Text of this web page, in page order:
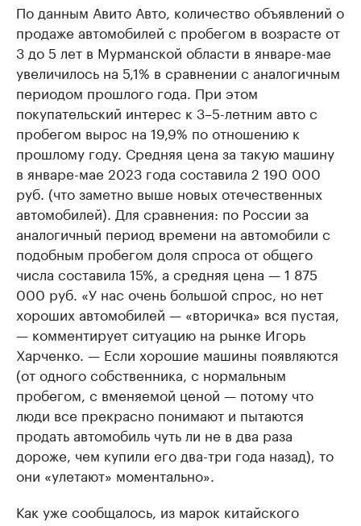
По данным Авито Авто, количество объявлений о
продаже автомобилей с пробегом в возрасте от
3 до 5 лет в Мурманской области в январе-мае
увеличилось на 5,1% в сравнении с аналогичным
периодом прошлого года. При этом
покупательский интерес к 3–5-летним авто с
пробегом вырос на 19,9% по отношению к
прошлому году. Средняя цена за такую машину
в январе-мае 2023 года составила 2 190 000
руб. (что заметно выше новых отечественных
автомобилей). Для сравнения: по России за
аналогичный период времени на автомобили с
подобным пробегом доля спроса от общего
числа составила 15%, а средняя цена — 1 875
000 руб. «У нас очень большой спрос, но нет
хороших автомобилей — «вторичка» вся пустая,
— комментирует ситуацию на рынке Игорь
Харченко. — Если хорошие машины появляются
(от одного собственника, с нормальным
пробегом, с вменяемой ценой — потому что
люди все прекрасно понимают и пытаются
продать автомобиль чуть ли не в два раза
дороже, чем купили его два-три года назад), то
они «улетают» моментально».
Как уже сообщалось, из марок китайского